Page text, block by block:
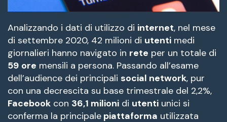
Analizzando i dati di utilizzo di internet, nel mese
di settembre 2020, 42 milioni di utenti medi
giornalieri hanno navigato in rete per un totale di
59 ore mensili a persona. Passando all’esame
dell’audience dei principali social network, pur
con una decrescita su base trimestrale del 2,2%,
Facebook con 36,1 milioni di utenti unici si
conferma la principale piattaforma utilizzata